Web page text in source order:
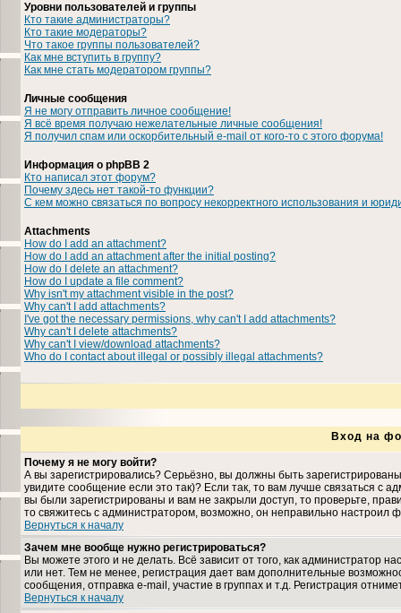
Уровни пользователей и группы
Кто такие администраторы?
Кто такие модераторы?
Что такое группы пользователей?
Как мне вступить в группу?
Как мне стать модератором группы?
Личные сообщения
Я не могу отправить личное сообщение!
Я всё время получаю нежелательные личные сообщения!
Я получил спам или оскорбительный e-mail от кого-то с этого форума!
Информация о phpBB 2
Кто написал этот форум?
Почему здесь нет такой-то функции?
С кем можно связаться по вопросу некорректного использования и
Attachments
How do I add an attachment?
How do I add an attachment after the initial posting?
How do I delete an attachment?
How do I update a file comment?
Why isn't my attachment visible in the post?
Why can't I add attachments?
I've got the necessary permissions, why can't I add attachments?
Why can't I delete attachments?
Why can't I view/download attachments?
Who do I contact about illegal or possibly illegal attachments?
Вход на
Почему я не могу войти?
А вы зарегистрировались? Серьёзно, вы должны быть
увидите сообщение если это так)? Если так, то вам лучше связаться с
вы были зарегистрированы и вам не закрыли доступ, то проверьте,
то свяжитесь с администратором, возможно, он неправильно настроил
Вернуться к началу
Зачем мне вообще нужно регистрироваться?
Вы можете этого и не делать. Всё зависит от того, как
или нет. Тем не менее, регистрация дает вам дополнительные
сообщения, отправка e-mail, участие в группах и т.д. Регистрация
Вернуться к началу